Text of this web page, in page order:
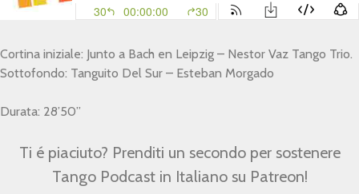
Cortina iniziale: Junto a Bach en Leipzig – Nestor Vaz Tango Trio.
Sottofondo: Tanguito Del Sur – Esteban Morgado
Durata: 28’50”
Ti é piaciuto? Prenditi un secondo per sostenere
Tango Podcast in Italiano su Patreon!